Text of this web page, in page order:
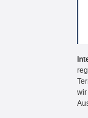
wir